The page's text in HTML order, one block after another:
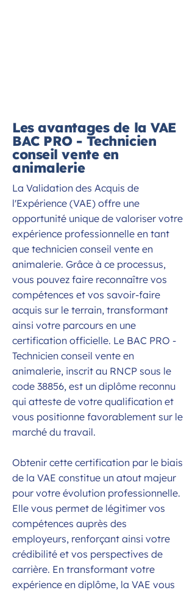
Les avantages de la VAE
BAC PRO - Technicien
conseil vente en
animalerie
La Validation des Acquis de
l'Expérience (VAE) offre une
opportunité unique de valoriser votre
expérience professionnelle en tant
que technicien conseil vente en
animalerie. Grâce à ce processus,
vous pouvez faire reconnaître vos
compétences et vos savoir-faire
acquis sur le terrain, transformant
ainsi votre parcours en une
certification officielle. Le BAC PRO -
Technicien conseil vente en
animalerie, inscrit au RNCP sous le
code 38856, est un diplôme reconnu
qui atteste de votre qualification et
vous positionne favorablement sur le
marché du travail.
Obtenir cette certification par le biais
de la VAE constitue un atout majeur
pour votre évolution professionnelle.
Elle vous permet de légitimer vos
compétences auprès des
employeurs, renforçant ainsi votre
crédibilité et vos perspectives de
carrière. En transformant votre
expérience en diplôme, la VAE vous